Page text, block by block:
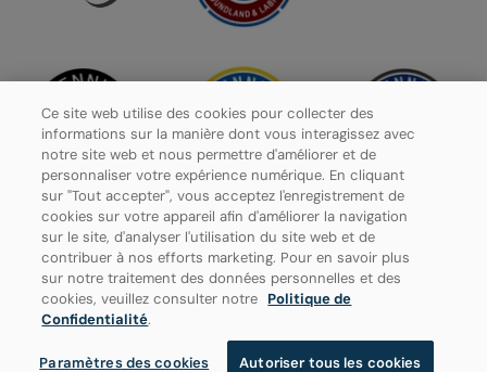
Politique de confidentialité
Paramètres des cookies
Ce site web utilise des cookies pour collecter des
informations sur la manière dont vous interagissez avec
notre site web et nous permettre d'améliorer et de
personnaliser votre expérience numérique. En cliquant
sur "Tout accepter", vous acceptez l'enregistrement de
cookies sur votre appareil afin d'améliorer la navigation
sur le site, d'analyser l'utilisation du site web et de
contribuer à nos efforts marketing. Pour en savoir plus
sur notre traitement des données personnelles et des
cookies, veuillez consulter notre Politique de
Confidentialité.
Paramètres des cookies Autoriser tous les cookies